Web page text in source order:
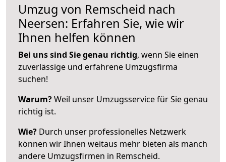
Umzug von Remscheid nach
Neersen: Erfahren Sie, wie wir
Ihnen helfen können
Bei uns sind Sie genau richtig, wenn Sie einen
zuverlässige und erfahrene Umzugsfirma
suchen!
Warum?Weil unser Umzugsservice für Sie genau
richtig ist.
Wie? Durch unser professionelles Netzwerk
können wir Ihnen weitaus mehr bieten als manch
andere Umzugsfirmen in Remscheid.